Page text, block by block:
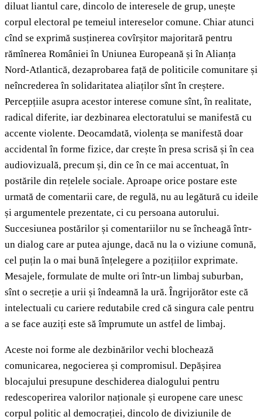
diluat liantul care, dincolo de interesele de grup, unește
corpul electoral pe temeiul intereselor comune. Chiar atunci
cînd se exprimă susținerea covîrșitor majoritară pentru
rămînerea României în Uniunea Europeană și în Alianța
Nord-Atlantică, dezaprobarea față de politicile comunitare și
neîncrederea în solidaritatea aliaților sînt în creștere.
Percepțiile asupra acestor interese comune sînt, în realitate,
radical diferite, iar dezbinarea electoratului se manifestă cu
accente violente. Deocamdată, violența se manifestă doar
accidental în forme fizice, dar crește în presa scrisă și în cea
audiovizuală, precum și, din ce în ce mai accentuat, în
postările din rețelele sociale. Aproape orice postare este
urmată de comentarii care, de regulă, nu au legătură cu ideile
și argumentele prezentate, ci cu persoana autorului.
Succesiunea postărilor și comentariilor nu se încheagă într-
un dialog care ar putea ajunge, dacă nu la o viziune comună,
cel puțin la o mai bună înțelegere a pozițiilor exprimate.
Mesajele, formulate de multe ori într-un limbaj suburban,
sînt o secreție a urii și îndeamnă la ură. Îngrijorător este că
intelectuali cu cariere redutabile cred că singura cale pentru
a se face auziți este să împrumute un astfel de limbaj.
Aceste noi forme ale dezbinărilor vechi blochează
comunicarea, negocierea și compromisul. Depășirea
blocajului presupune deschiderea dialogului pentru
redescoperirea valorilor naționale și europene care unesc
corpul politic al democrației, dincolo de diviziunile de